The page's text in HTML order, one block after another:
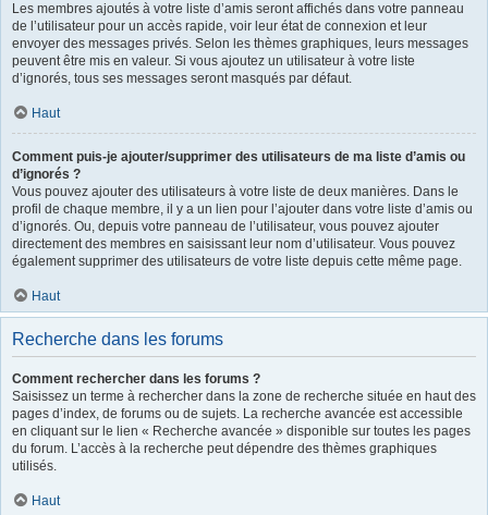
Les membres ajoutés à votre liste d’amis seront affichés dans votre panneau
de l’utilisateur pour un accès rapide, voir leur état de connexion et leur
envoyer des messages privés. Selon les thèmes graphiques, leurs messages
peuvent être mis en valeur. Si vous ajoutez un utilisateur à votre liste
d’ignorés, tous ses messages seront masqués par défaut.
Haut
Comment puis-je ajouter/supprimer des utilisateurs de ma liste d’amis ou
d’ignorés ?
Vous pouvez ajouter des utilisateurs à votre liste de deux manières. Dans le
profil de chaque membre, il y a un lien pour l’ajouter dans votre liste d’amis ou
d’ignorés. Ou, depuis votre panneau de l’utilisateur, vous pouvez ajouter
directement des membres en saisissant leur nom d’utilisateur. Vous pouvez
également supprimer des utilisateurs de votre liste depuis cette même page.
Haut
Recherche dans les forums
Comment rechercher dans les forums ?
Saisissez un terme à rechercher dans la zone de recherche située en haut des
pages d’index, de forums ou de sujets. La recherche avancée est accessible
en cliquant sur le lien « Recherche avancée » disponible sur toutes les pages
du forum. L’accès à la recherche peut dépendre des thèmes graphiques
utilisés.
Haut